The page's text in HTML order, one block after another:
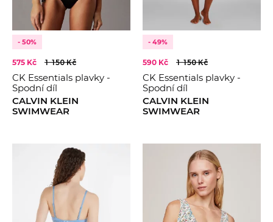
- 50%
575 Kč 1 150 Kč
CK Essentials plavky -
Spodní díl
CALVIN KLEIN
SWIMWEAR
- 49%
590 Kč 1 150 Kč
CK Essentials plavky -
Spodní díl
CALVIN KLEIN
SWIMWEAR